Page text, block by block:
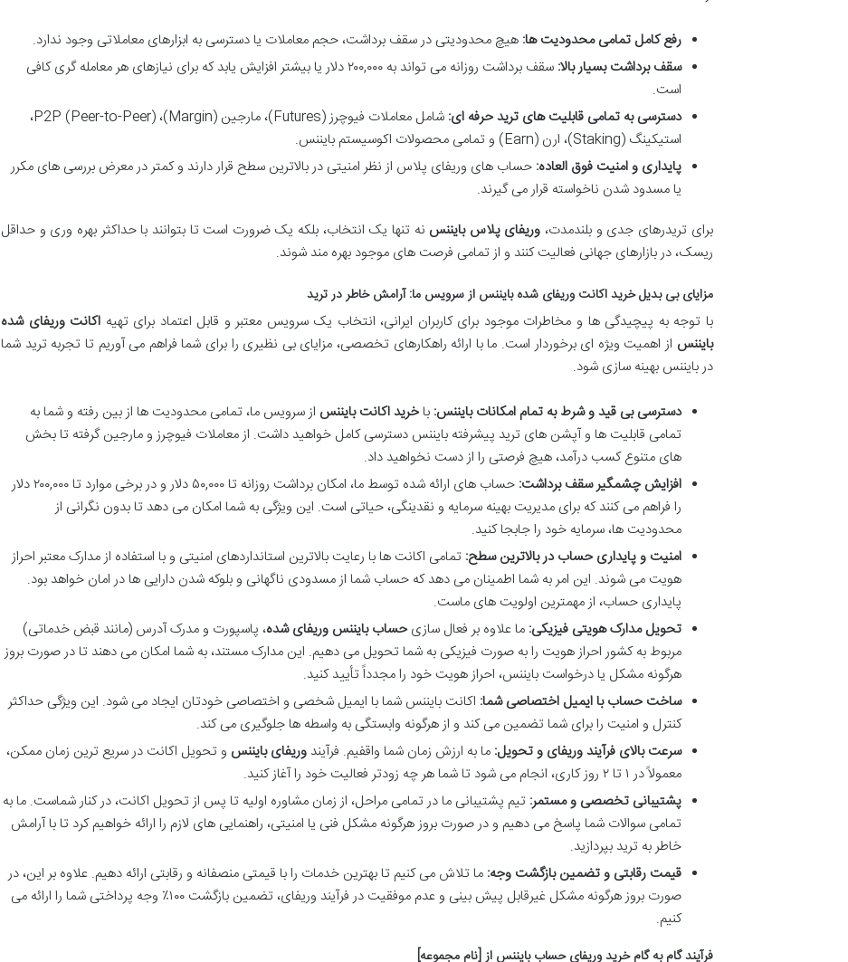
رفع کامل تمامی محدودیت ها: هیچ محدودیتی در سقف برداشت، حجم معاملات یا دسترسی به ابزارهای معاملاتی وجود ندارد.
سقف برداشت بسیار بالا:
سقف برداشت روزانه می تواند به ۲۰۰,۰۰۰ دلار یا بیشتر افزایش یابد که برای نیازهای هر معامله گری کافی
است.
دسترسی به تمامی قابلیت های ترید حرفه ای:
شامل معاملات فیوچرز (Futures)، مارجین (Margin)، P2P (Peer-to-Peer)،
استیکینگ (Staking)، ارن (Earn) و تمامی محصولات اکوسیستم بایننس.
پایداری و امنیت فوق العاده: حساب های وریفای پلاس از نظر امنیتی در بالاترین سطح قرار دارند و کمتر در معرض بررسی های مکرر
یا مسدود شدن ناخواسته قرار می گیرند.
برای تریدرهای جدی و بلندمدت، وریفای پلاس بایننس نه تنها یک انتخاب، بلکه یک ضرورت است تا بتوانند با حداکثر بهره وری و حداقل
ریسک، در بازارهای جهانی فعالیت کنند و از تمامی فرصت های موجود بهره مند شوند.
مزایای بی بدیل خرید اکانت وریفای شده بایننس از سرویس ما: آرامش خاطر در ترید
با توجه به پیچیدگی ها و مخاطرات موجود برای کاربران ایرانی، انتخاب یک سرویس معتبر و قابل اعتماد برای تهیه اکانت وریفای شده
بایننس از اهمیت ویژه ای برخوردار است. ما با ارائه راهکارهای تخصصی، مزایای بی نظیری را برای شما فراهم می آوریم تا تجربه ترید شما
در بایننس بهینه سازی شود.
دسترسی بی قید و شرط به تمام امکانات بایننس: باخرید اکانت بایننس از سرویس ما، تمامی محدودیت ها از بین رفته و شما به
تمامی قابلیت ها و آپشن های ترید پیشرفته بایننس دسترسی کامل خواهید داشت. از معاملات فیوچرز و مارجین گرفته تا بخش
های متنوع کسب درآمد، هیچ فرصتی را از دست نخواهید داد.
افزایش چشمگیر سقف برداشت:
حساب های ارائه شده توسط ما، امکان برداشت روزانه تا ۵۰,۰۰۰ دلار و در برخی موارد تا ۲۰۰,۰۰۰ دلار
را فراهم می کنند که برای مدیریت بهینه سرمایه و نقدینگی، حیاتی است. این ویژگی به شما امکان می دهد تا بدون نگرانی از
محدودیت ها، سرمایه خود را جابجا کنید.
امنیت و پایداری حساب در بالاترین سطح: تمامی اکانت ها با رعایت بالاترین استانداردهای امنیتی و با استفاده از مدارک معتبر احراز
هویت می شوند. این امر به شما اطمینان می دهد که حساب شما از مسدودی ناگهانی و بلوکه شدن دارایی ها در امان خواهد بود.
پایداری حساب، از مهمترین اولویت های ماست.
تحویل مدارک هویتی فیزیکی: ما علاوه بر فعال سازیحساب بایننس وریفای شده، پاسپورت و مدرک آدرس (مانند قبض خدماتی)
مربوط به کشور احراز هویت را به صورت فیزیکی به شما تحویل می دهیم. این مدارک مستند، به شما امکان می دهند تا در صورت بروز
هرگونه مشکل یا درخواست بایننس، احراز هویت خود را مجدداً تأیید کنید.
ساخت حساب با ایمیل اختصاصی شما: اکانت بایننس شما با ایمیل شخصی و اختصاصی خودتان ایجاد می شود. این ویژگی حداکثر
کنترل و امنیت را برای شما تضمین می کند و از هرگونه وابستگی به واسطه ها جلوگیری می کند.
سرعت بالای فرآیند وریفای و تحویل: ما به ارزش زمان شما واقفیم. فرآیندوریفای بایننس و تحویل اکانت در سریع ترین زمان ممکن،
معمولاً در ۱ تا ۲ روز کاری، انجام می شود تا شما هر چه زودتر فعالیت خود را آغاز کنید.
پشتیبانی تخصصی و مستمر: تیم پشتیبانی ما در تمامی مراحل، از زمان مشاوره اولیه تا پس از تحویل اکانت، در کنار شماست. ما به
تمامی سوالات شما پاسخ می دهیم و در صورت بروز هرگونه مشکل فنی یا امنیتی، راهنمایی های لازم را ارائه خواهیم کرد تا با آرامش
خاطر به ترید بپردازید.
قیمت رقابتی و تضمین بازگشت وجه: ما تلاش می کنیم تا بهترین خدمات را با قیمتی منصفانه و رقابتی ارائه دهیم. علاوه بر این، در
صورت بروز هرگونه مشکل غیرقابل پیش بینی و عدم موفقیت در فرآیند وریفای، تضمین بازگشت ۱۰۰٪ وجه پرداختی شما را ارائه می
کنیم.
فرآیند گام به گام خرید وریفای حساب بایننس از [نام مجموعه]